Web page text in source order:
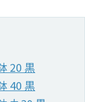
20 黒
40 黒